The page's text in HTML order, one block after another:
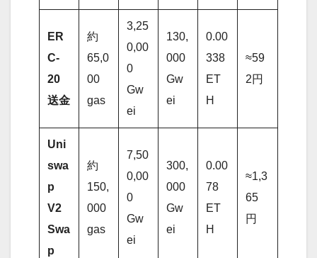
ER
C-
20
送金
約
65,0
00
gas
3,25
0,00
0
Gw
ei
130,
000
Gw
ei
0.00
338
ET
H
≈59
2円
Uni
swa
p
V2
Swa
p
約
150,
000
gas
7,50
0,00
0
Gw
ei
300,
000
Gw
ei
0.00
78
ET
H
≈1,3
65
円